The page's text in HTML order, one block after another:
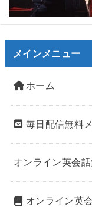
メインメニュー
ホーム
毎日配信無料
オンライン英会
オンライン英